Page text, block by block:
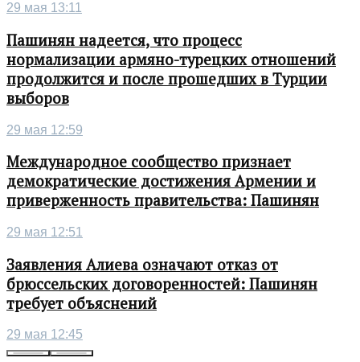
29 мая 13:11
Пашинян надеется, что процесс
нормализации армяно-турецких отношений
продолжится и после прошедших в Турции
выборов
29 мая 12:59
Международное сообщество признает
демократические достижения Армении и
приверженность правительства: Пашинян
29 мая 12:51
Заявления Алиева означают отказ от
брюссельских договоренностей: Пашинян
требует объяснений
29 мая 12:45